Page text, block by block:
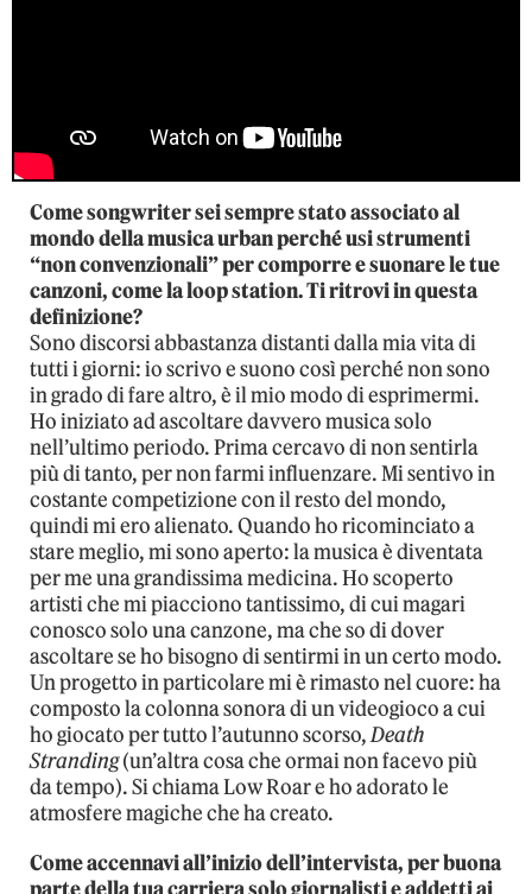
Come songwriter sei sempre stato associato al
mondo della musica urban perché usi strumenti
“non convenzionali” per comporre e suonare le tue
canzoni, come la loop station. Ti ritrovi in questa
definizione?
Sono discorsi abbastanza distanti dalla mia vita di
tutti i giorni: io scrivo e suono così perché non sono
in grado di fare altro, è il mio modo di esprimermi.
Ho iniziato ad ascoltare davvero musica solo
nell’ultimo periodo. Prima cercavo di non sentirla
più di tanto, per non farmi influenzare. Mi sentivo in
costante competizione con il resto del mondo,
quindi mi ero alienato. Quando ho ricominciato a
stare meglio, mi sono aperto: la musica è diventata
per me una grandissima medicina. Ho scoperto
artisti che mi piacciono tantissimo, di cui magari
conosco solo una canzone, ma che so di dover
ascoltare se ho bisogno di sentirmi in un certo modo.
Un progetto in particolare mi è rimasto nel cuore: ha
composto la colonna sonora di un videogioco a cui
ho giocato per tutto l’autunno scorso,Death
Stranding(un’altra cosa che ormai non facevo più
da tempo). Si chiama Low Roar e ho adorato le
atmosfere magiche che ha creato.
Come accennavi all’inizio dell’intervista, per buona